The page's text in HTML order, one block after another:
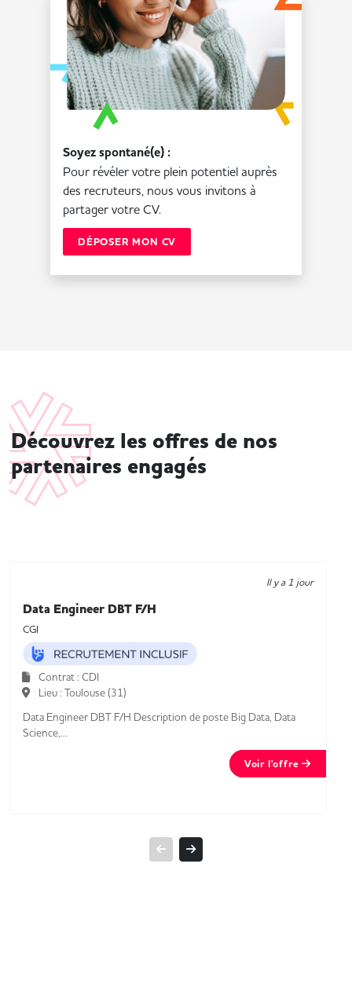
Soyez spontané(e) :
Pour révéler votre plein potentiel auprès
des recruteurs, nous vous invitons à
partager votre CV.
DÉPOSER MON CV
Découvrez les offres de nos
partenaires engagés
Il y a 1 jour
Data Engineer DBT F/H
CGI
Contrat : CDI
Lieu : Toulouse (31)
Data Engineer DBT F/H Description de poste Big Data, Data
Science,...
Voir l'offre